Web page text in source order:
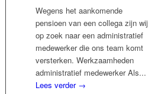
Wegens het aankomende
pensioen van een collega zijn wij
op zoek naar een administratief
medewerker die ons team komt
versterken. Werkzaamheden
administratief medewerker Als...
Lees verder →